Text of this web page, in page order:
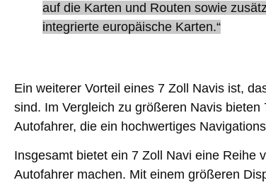
auf die Karten und Routen sowie
integrierte europäische Karten.“
Ein weiterer Vorteil eines 7 Zoll Navis ist,
sind. Im Vergleich zu größeren Navis
Autofahrer, die ein hochwertiges
Insgesamt bietet ein 7 Zoll Navi eine Reihe
Autofahrer machen. Mit einem größeren